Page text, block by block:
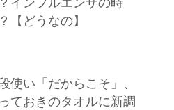
インフルエンザの時
【どうなの】
使い「だからこそ」、
ておきのタオルに新調